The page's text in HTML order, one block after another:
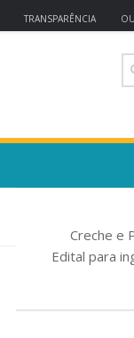
TRANSPARÊNCIA
Creche e
Edital para